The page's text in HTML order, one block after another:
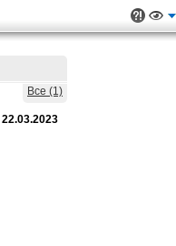
Все (1)
22.03.2023